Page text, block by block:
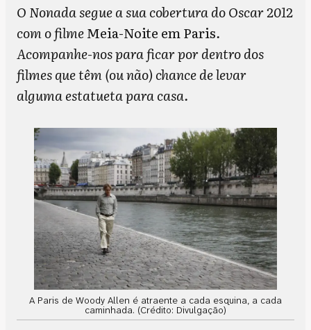
O Nonada segue a sua cobertura do Oscar 2012
com o filmeMeia-Noite em Paris.
Acompanhe-nos para ficar por dentro dos
filmes que têm (ou não) chance de levar
alguma estatueta para casa.
A Paris de Woody Allen é atraente a cada esquina, a cada
caminhada. (Crédito: Divulgação)